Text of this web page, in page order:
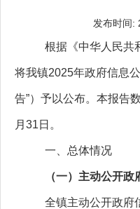
发布时间:
根据《中华人民共
将我镇2025年政府信息
告”）予以公布。本报告
月31日。
一、总体情况
（一）主动公开政
全镇主动公开政府